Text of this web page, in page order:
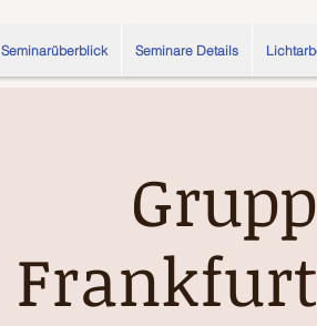
Seminarüberblick Seminare Details